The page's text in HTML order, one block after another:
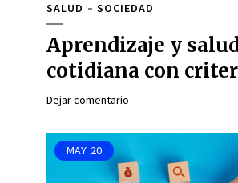
SALUD SOCIEDAD
Aprendizaje y
cotidiana con
Dejar comentario
MAY 20